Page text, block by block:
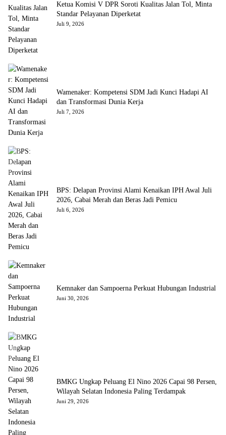
Ketua Komisi V DPR Soroti Kualitas Jalan Tol, Minta
Standar Pelayanan Diperketat
Juli 9, 2026
Wamenaker: Kompetensi SDM Jadi Kunci Hadapi AI
dan Transformasi Dunia Kerja
Juli 7, 2026
BPS: Delapan Provinsi Alami Kenaikan IPH Awal Juli
2026, Cabai Merah dan Beras Jadi Pemicu
Juli 6, 2026
Kemnaker dan Sampoerna Perkuat Hubungan Industrial
Juni 30, 2026
BMKG Ungkap Peluang El Nino 2026 Capai 98 Persen,
Wilayah Selatan Indonesia Paling Terdampak
Juni 29, 2026